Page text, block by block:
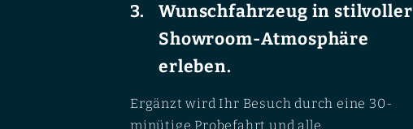
Wunschfahrzeug in stilvoller
Showroom-Atmosphäre
erleben.
Ergänzt wird Ihr Besuch durch eine 30-
minütige Probefahrt und alle